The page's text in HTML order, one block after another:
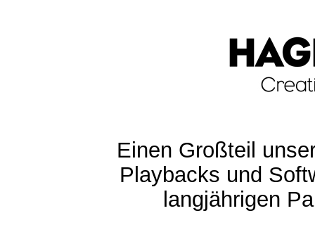
Einen Großteil
Playbacks und
langjährigen